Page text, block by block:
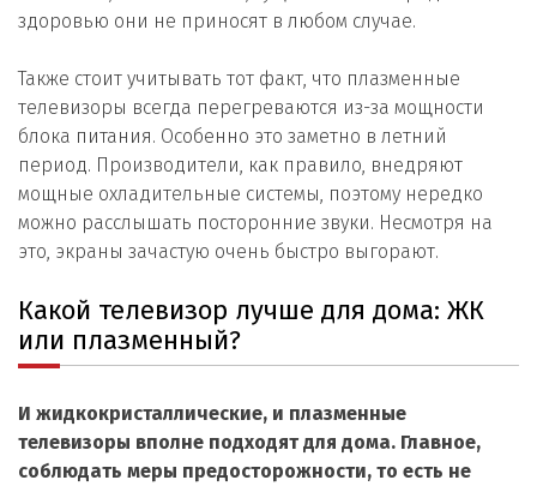
здоровью они не приносят в любом случае.
Также стоит учитывать тот факт, что плазменные
телевизоры всегда перегреваются из-за мощности
блока питания. Особенно это заметно в летний
период. Производители, как правило, внедряют
мощные охладительные системы, поэтому нередко
можно расслышать посторонние звуки. Несмотря на
это, экраны зачастую очень быстро выгорают.
Какой телевизор лучше для дома: ЖК
или плазменный?
И жидкокристаллические, и плазменные
телевизоры вполне подходят для дома. Главное,
соблюдать меры предосторожности, то есть не